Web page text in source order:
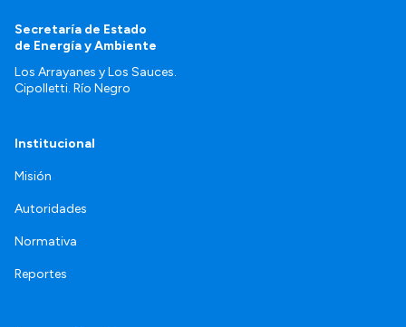
Secretaría de Estado
de Energía y Ambiente
Los Arrayanes y Los Sauces.
Cipolletti. Río Negro
Institucional
Misión
Autoridades
Normativa
Reportes